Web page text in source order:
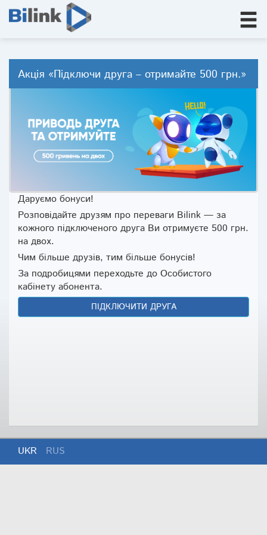
Акція «Підключи друга – отримайте 500 грн.»
Даруємо бонуси!
Розповідайте друзям про переваги Bilink — за
кожного підключеного друга Ви отримуєте 500 грн.
на двох.
Чим більше друзів, тим більше бонусів!
За подробицями переходьте до Особистого
кабінету абонента.
ПІДКЛЮЧИТИ ДРУГА
UKR RUS